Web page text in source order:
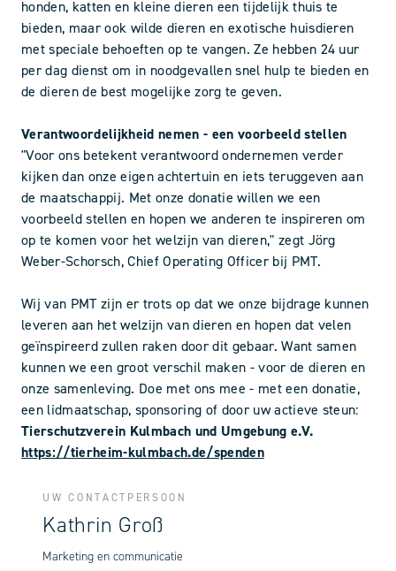
honden, katten en kleine dieren een tijdelijk thuis te
bieden, maar ook wilde dieren en exotische huisdieren
met speciale behoeften op te vangen. Ze hebben 24 uur
per dag dienst om in noodgevallen snel hulp te bieden en
de dieren de best mogelijke zorg te geven.
Verantwoordelijkheid nemen - een voorbeeld stellen
"Voor ons betekent verantwoord ondernemen verder
kijken dan onze eigen achtertuin en iets teruggeven aan
de maatschappij. Met onze donatie willen we een
voorbeeld stellen en hopen we anderen te inspireren om
op te komen voor het welzijn van dieren," zegt Jörg
Weber-Schorsch, Chief Operating Officer bij PMT.
Wij van PMT zijn er trots op dat we onze bijdrage kunnen
leveren aan het welzijn van dieren en hopen dat velen
geïnspireerd zullen raken door dit gebaar. Want samen
kunnen we een groot verschil maken - voor de dieren en
onze samenleving. Doe met ons mee - met een donatie,
een lidmaatschap, sponsoring of door uw actieve steun:
Tierschutzverein Kulmbach und Umgebung e.V.
https://tierheim-kulmbach.de/spenden
UW CONTACTPERSOON
Kathrin Groß
Marketing en communicatie